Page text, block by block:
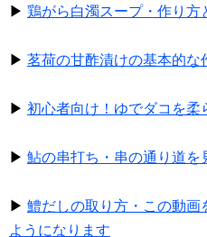
▶ 鶏がら白濁スープ・作り方
▶ 茗荷の甘酢漬けの基本的な
▶ 初心者向け！ゆでダコを柔
▶ 鮎の串打ち・串の通り道を
▶ 鱧だしの取り方・この動画
ようになります